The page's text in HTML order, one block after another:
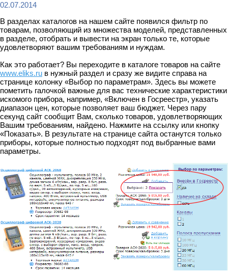
02.07.2014
В разделах каталогов на нашем сайте появился фильтр по
товарам, позволяющий из множества моделей, представленных
в разделе, отобрать и вывести на экран только те, которые
удовлетворяют вашим требованиям и нуждам.
Как это работает? Вы переходите в каталоге товаров на сайте
www.eliks.ru в нужный раздел и сразу же видите справа на
странице колонку «Выбор по параметрам». Здесь вы можете
пометить галочкой важные для вас технические характеристики
искомого прибора, например, «Включен в Госреестр», указать
диапазон цен, которые позволяет ваш бюджет. Через пару
секунд сайт сообщит Вам, сколько товаров, удовлетворяющих
Вашим требованиям, найдено. Нажмите на ссылку или кнопку
«Показать». В результате на странице сайта останутся только
приборы, которые полностью подходят под выбранные вами
параметры.